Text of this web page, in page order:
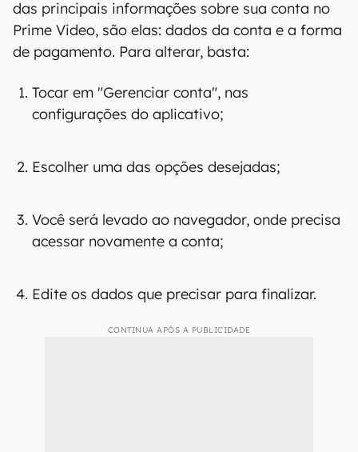
das principais informações sobre sua conta no
Prime Video, são elas: dados da conta e a forma
de pagamento. Para alterar, basta:
Tocar em "Gerenciar conta", nas
configurações do aplicativo;
Escolher uma das opções desejadas;
Você será levado ao navegador, onde precisa
acessar novamente a conta;
Edite os dados que precisar para finalizar.
CONTINUA APÓS A PUBLICIDADE